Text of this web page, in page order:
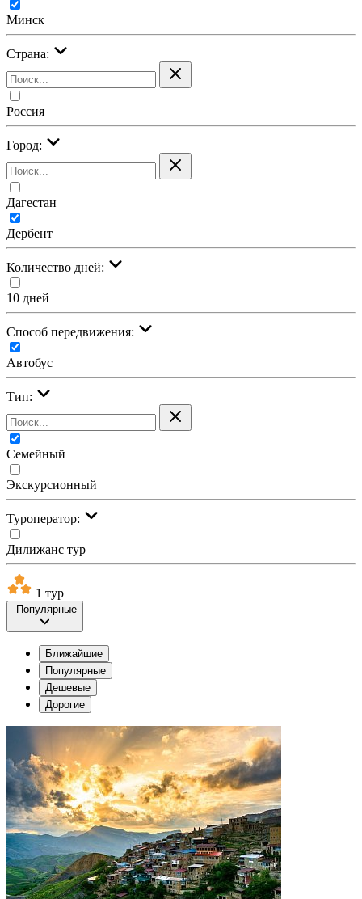
Минск
Страна:
Россия
Город:
Дагестан
Дербент
Количество дней:
10 дней
Cпособ передвижения:
Автобус
Тип:
Семейный
Экскурсионный
Туроператор:
Дилижанс тур
1 тур
Популярные
Ближайшие
Популярные
Дешевые
Дорогие